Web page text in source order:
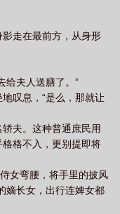
千岁趣笔阁
岁千岁千岁千千岁去
新的乐趣，就爱看九
“对不起骗了你，其实
主。”凌九忐忑不安地
你好的。”凌花教，江
要永远跟着九郎。”花
堂的堂主，为什么妾身
？#江湖上混，谁没有
走在最前方，从身形
给夫人送膳了。”
叹息，“是么，那就让
夫。这种普通庶民用
格不入，更别提即将
女弯腰，将手里的披风
嫡长女，出行连婢女都